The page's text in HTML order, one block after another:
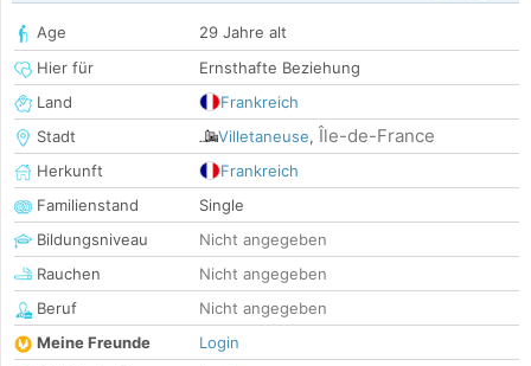
Age
29 Jahre alt
Hier für
Ernsthafte Beziehung
Land
Frankreich
Stadt
Villetaneuse, Île-de-France
Herkunft
Frankreich
Familienstand
Single
Bildungsniveau
Nicht angegeben
Rauchen
Nicht angegeben
Beruf
Nicht angegeben
Meine Freunde
Login